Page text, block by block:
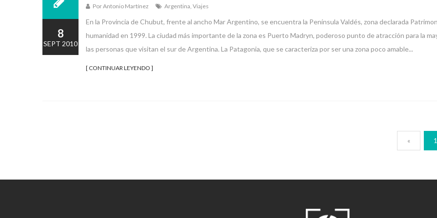
Por Antonio Martínez Argentina, Viajes
En la Provincia de Chubut, frente al ancho Mar Argentino, se encuentra la Península Valdés, zona declarada
humanidad en 1999. La ciudad más importante de la zona es Puerto Madryn, poderoso punto de atracción para la
las personas que visitan el sur de Argentina. La Patagonia, que se caracteriza por ser una zona poco amable...
[ CONTINUAR LEYENDO ]
8
SEPT 2010
« 1